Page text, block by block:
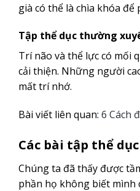
già có thể là chìa khóa
Tập thể dục thường
Trí não và thể lực có mối
cải thiện. Những người
mất trí nhớ.
Bài viết liên quan: 6 Cách
Các bài tập thể
Chúng ta đã thấy được
phần họ không biết mình